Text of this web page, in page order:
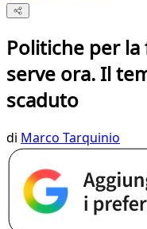
Politiche per la
serve ora. Il
scaduto
di Marco Tarquinio